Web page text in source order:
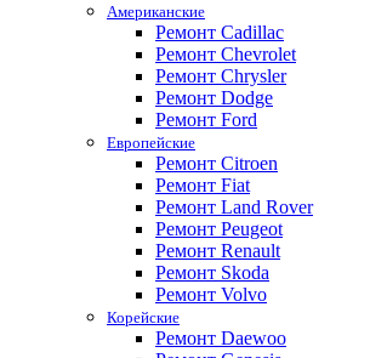
Американские
Ремонт Cadillac
Ремонт Chevrolet
Ремонт Chrysler
Ремонт Dodge
Ремонт Ford
Европейские
Ремонт Citroen
Ремонт Fiat
Ремонт Land Rover
Ремонт Peugeot
Ремонт Renault
Ремонт Skoda
Ремонт Volvo
Корейские
Ремонт Daewoo